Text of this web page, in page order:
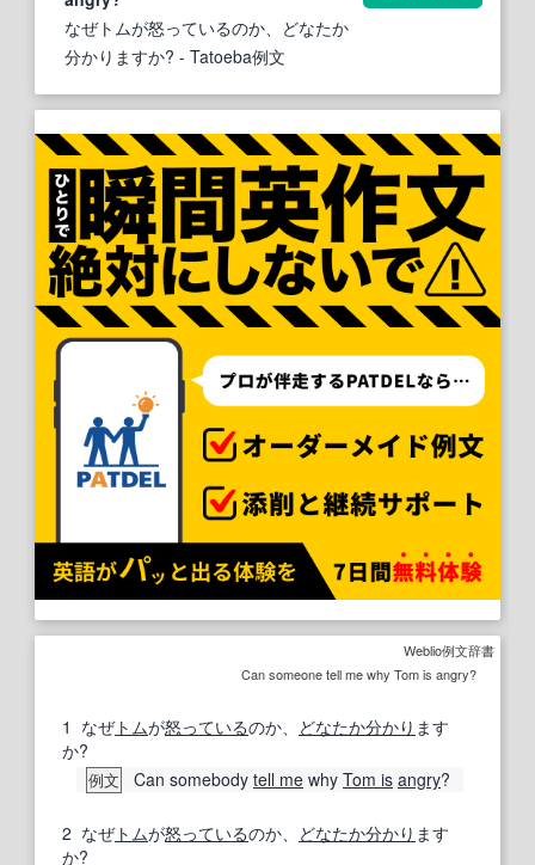
なぜトムが怒っているのか、どなたか
分かりますか? - Tatoeba例文
Weblio例文辞書
Can someone tell me why Tom is angry?
1 なぜトムが怒っているのか、 どなたか分かり ます
か?
例文 Can somebody tell me why Tom is angry?
2 なぜトムが怒っているのか、 どなたか分かり ます
か?